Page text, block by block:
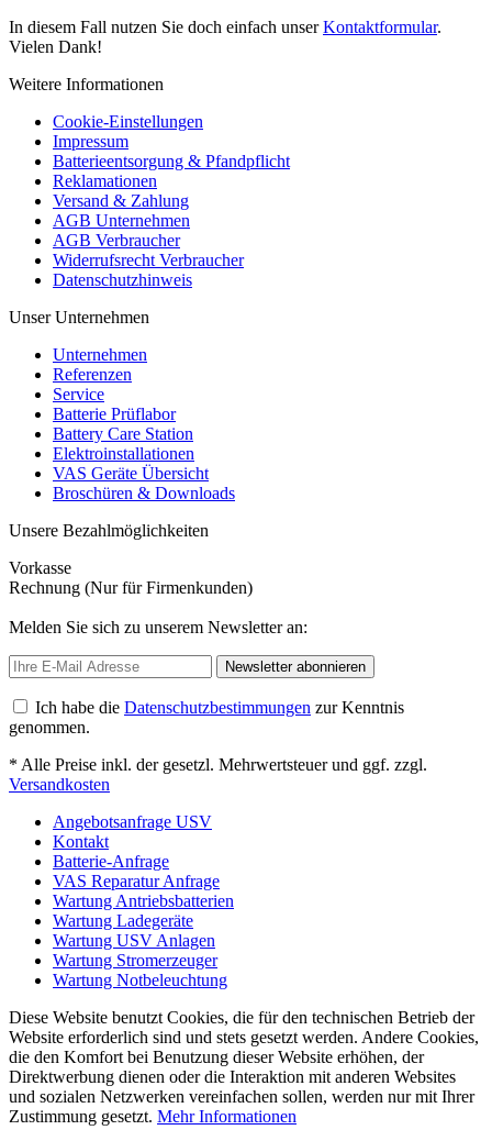
In diesem Fall nutzen Sie doch einfach unserKontaktformular.
Vielen Dank!
Weitere Informationen
Cookie-Einstellungen
Impressum
Batterieentsorgung & Pfandpflicht
Reklamationen
Versand & Zahlung
AGB Unternehmen
AGB Verbraucher
Widerrufsrecht Verbraucher
Datenschutzhinweis
Unser Unternehmen
Unternehmen
Referenzen
Service
Batterie Prüflabor
Battery Care Station
Elektroinstallationen
VAS Geräte Übersicht
Broschüren & Downloads
Unsere Bezahlmöglichkeiten
Vorkasse
Rechnung (Nur für Firmenkunden)
Melden Sie sich zu unserem Newsletter an:
Newsletter abonnieren
Ich habe die Datenschutzbestimmungen zur Kenntnis
genommen.
* Alle Preise inkl. der gesetzl. Mehrwertsteuer und ggf. zzgl.
Versandkosten
Angebotsanfrage USV
Kontakt
Batterie-Anfrage
VAS Reparatur Anfrage
Wartung Antriebsbatterien
Wartung Ladegeräte
Wartung USV Anlagen
Wartung Stromerzeuger
Wartung Notbeleuchtung
Diese Website benutzt Cookies, die für den technischen Betrieb der
Website erforderlich sind und stets gesetzt werden. Andere Cookies,
die den Komfort bei Benutzung dieser Website erhöhen, der
Direktwerbung dienen oder die Interaktion mit anderen Websites
und sozialen Netzwerken vereinfachen sollen, werden nur mit Ihrer
Zustimmung gesetzt. Mehr Informationen